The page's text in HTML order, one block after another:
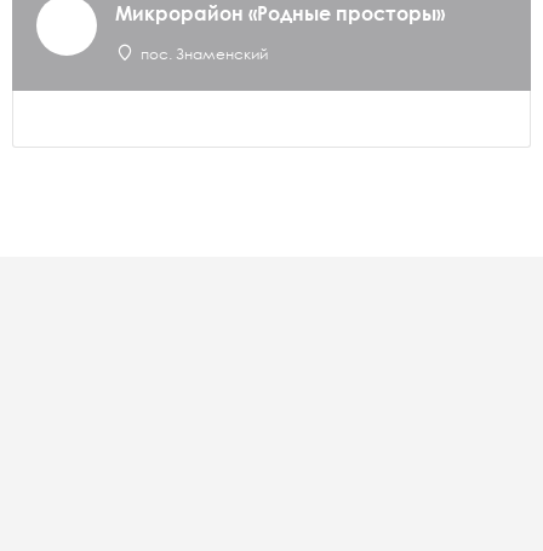
Микрорайон «Родные просторы»
пос. Знаменский